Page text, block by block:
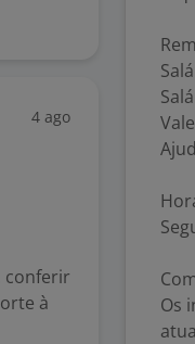
4 ago
conferir
à
Os